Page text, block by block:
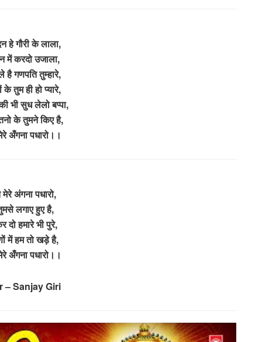
हे गौरी के लाला,
में करदो उजाला,
है गणपति तुम्हारे,
के तुम ही हो प्यारे,
की भी सुध लेलो बप्पा,
के तुमने किए है,
अँगना पधारो।।
अंगना पधारो,
लगाए हुए है,
दो हमारे भी पुरे,
में हम तो खड़े है,
अँगना पधारो।।
– Sanjay Giri